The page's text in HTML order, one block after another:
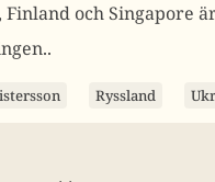
Finland och Singapore
Ryssland